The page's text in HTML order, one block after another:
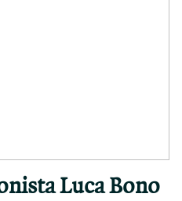
Luca Bono